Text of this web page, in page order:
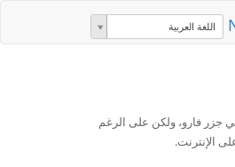
اللغة العربية
على الانترنت من جزر فارو. هناك حوالي 50،000 من السكان في جزر فارو، ولكن على الرغم
الإنترنت.